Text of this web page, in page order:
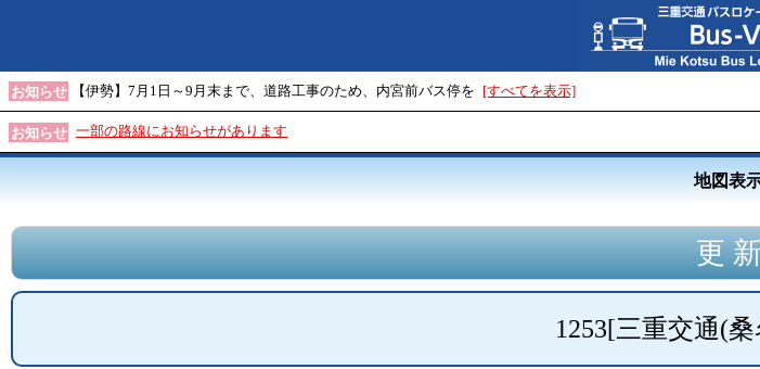
お知らせ 【伊勢】7月1日～9月末まで、道路工事のため、内宮前バス停を [すべてを表示]
お知らせ 一部の路線にお知らせがあります
地図表
1253[三重交通(